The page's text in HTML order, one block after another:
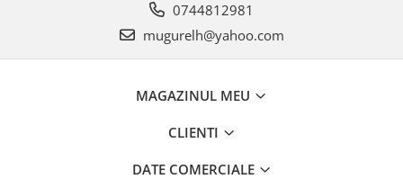
0744812981
mugurelh@yahoo.com
MAGAZINUL MEU
CLIENTI
DATE COMERCIALE